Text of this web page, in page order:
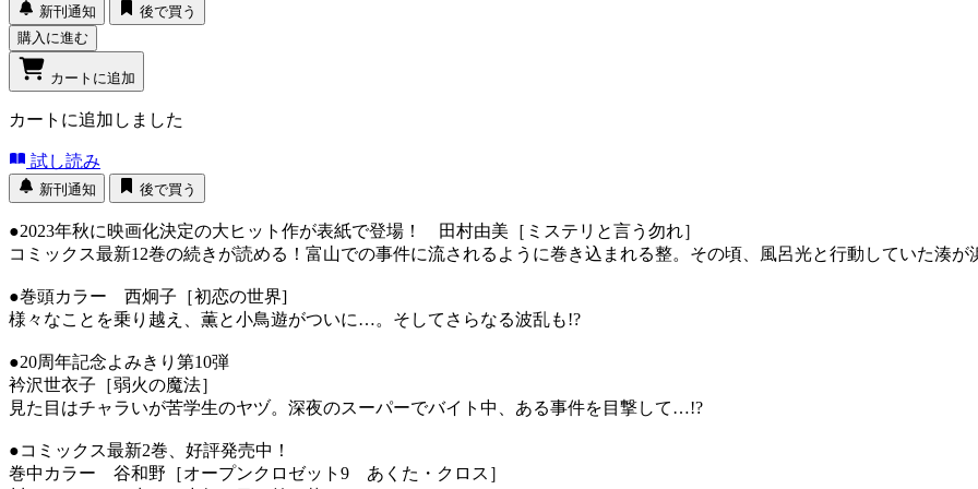
新刊通知
後で買う
購入に進む
カートに追加
カートに追加しました
試し読み
新刊通知 後で買う
●2023年秋に映画化決定の大ヒット作が表紙で登場！ 田村由美［ミステリと言う勿れ］
コミックス最新12巻の続きが読める！富山での事件に流されるように巻き込まれる整。その頃、風呂光と行動していた湊
●巻頭カラー 西炯子［初恋の世界]
様々なことを乗り越え、薫と小鳥遊がついに…。そしてさらなる波乱も!?
●20周年記念よみきり第10弾
衿沢世衣子［弱火の魔法］
見た目はチャラいが苦学生のヤヅ。深夜のスーパーでバイト中、ある事件を目撃して…!?
●コミックス最新2巻、好評発売中！
巻中カラー 谷和野［オープンクロゼット9 あくた・クロス］